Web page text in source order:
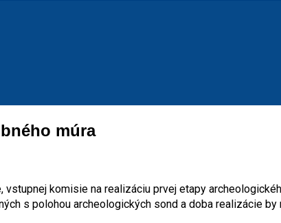
múra
komisie na realizáciu prvej etapy
s polohou archeologických sond a doba realizácie